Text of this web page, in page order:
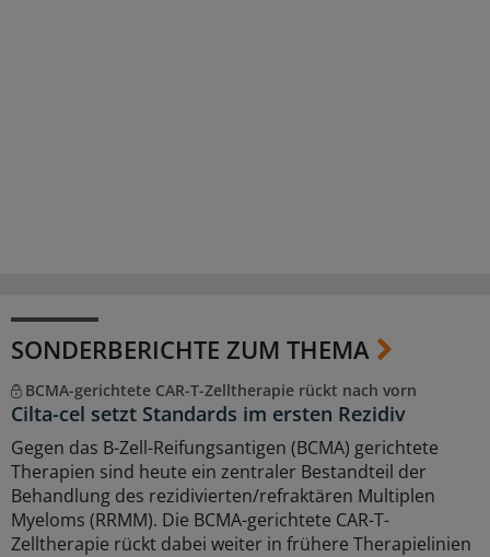
SONDERBERICHTE ZUM THEMA
BCMA-gerichtete CAR-T-Zelltherapie rückt nach vorn
Cilta-cel setzt Standards im ersten Rezidiv
Gegen das B-Zell-Reifungsantigen (BCMA) gerichtete
Therapien sind heute ein zentraler Bestandteil der
Behandlung des rezidivierten/refraktären Multiplen
Myeloms (RRMM). Die BCMA-gerichtete CAR-T-
Zelltherapie rückt dabei weiter in frühere Therapielinien